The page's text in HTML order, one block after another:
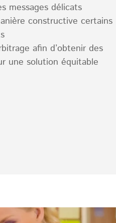
messages délicats
constructive certains
afin d’obtenir des
une solution équitable